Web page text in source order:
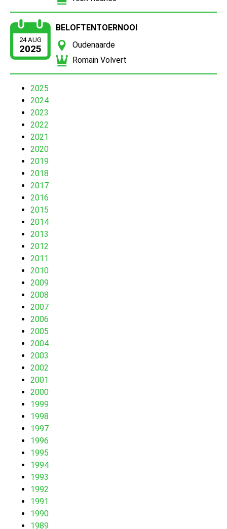
24 AUG
2025
BELOFTENTOERNOOI
Oudenaarde
Romain Volvert
2025
2024
2023
2022
2021
2020
2019
2018
2017
2016
2015
2014
2013
2012
2011
2010
2009
2008
2007
2006
2005
2004
2003
2002
2001
2000
1999
1998
1997
1996
1995
1994
1993
1992
1991
1990
1989